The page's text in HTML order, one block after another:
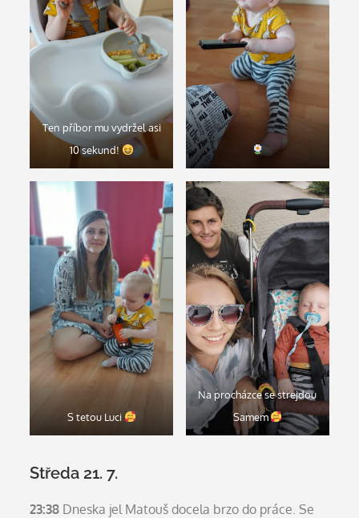
Ten příbor mu vydržel asi
10 sekund!
S tetou Luci
Na procházce se strejdou
Samem
Středa 21. 7.
23:38 Dneska jel Matouš docela brzo do práce. Se